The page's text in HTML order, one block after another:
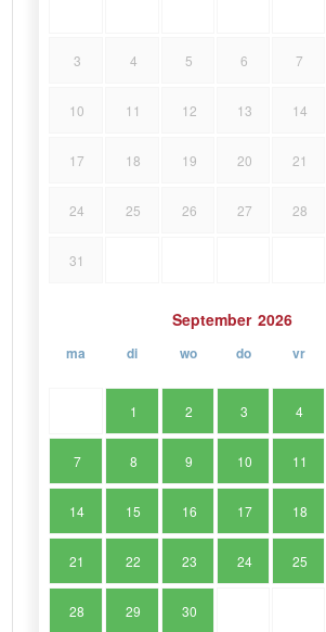
3 4 5 6 7
10 11 12 13 14
17 18 19 20 21
24 25 26 27 28
31
September 2026
ma di wo do vr
1 2 3 4
7 8 9 10 11
14 15 16 17 18
21 22 23 24 25
28 29 30